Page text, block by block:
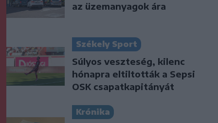
az üzemanyagok ára
Székely Sport
Súlyos veszteség, kilenc
hónapra eltiltották a Sepsi
OSK csapatkapitányát
Krónika